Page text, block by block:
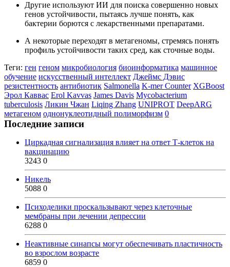
Другие используют ИИ для поиска совершенно новых
генов устойчивости, пытаясь лучше понять, как
бактерии борются с лекарственными препаратами.
А некоторые переходят в метагеномы, стремясь понять
профиль устойчивости таких сред, как сточные воды.
Теги: ген геном микробиология биоинформатика машинное
обучение искусственный интеллект Джеймс Дэвис
резистентность антибиотик Salmonella K-mer Counter XGBoost
Эрол Каввас Erol Kavvas James Davis Mycobacterium
tuberculosis Ликин Чжан Liqing Zhang UNIPROT DeepARG
метагеном однонуклеотидный полиморфизм 0
Последние записи
Циркадная сигнализация влияет на ответ Т-клеток на
вакцинацию
3243 0
Никель
5088 0
Психоделики проскальзывают через клеточные
мембраны при лечении депрессии
6288 0
Неактивные синапсы могут обеспечивать пластичность
во взрослом возрасте
6859 0